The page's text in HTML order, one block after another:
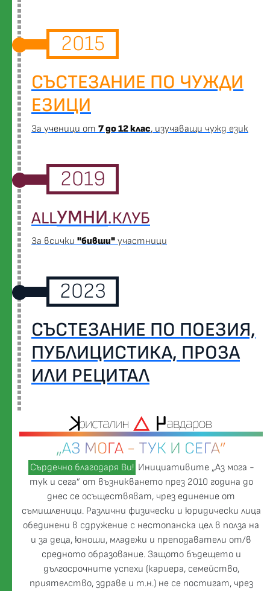
2015
СЪСТЕЗАНИЕ ПО ЧУЖДИ
ЕЗИЦИ
За ученици от 7 до 12 клас, изучаващи чужд език
2019
ALLУМНИ.КЛУБ
За всички "бивши" участници
2023
СЪСТЕЗАНИЕ ПО ПОЕЗИЯ,
ПУБЛИЦИСТИКА, ПРОЗА
ИЛИ РЕЦИТАЛ
„АЗ МОГА - ТУК И СЕГА”
Сърдечно благодаря Ви! Инициативите „Аз мога -
тук и сега” от възникването през 2010 година до
днес се осъществяват, чрез единение от
съмишленици. Различни физически и юридически лица
обединени в сдружение с нестопанска цел в полза на
и за деца, юноши, младежи и преподаватели от/в
средното образование. Защото бъдещето и
дългосрочните успехи (кариера, семейство,
приятелство, здраве и т.н.) не се постигат, чрез